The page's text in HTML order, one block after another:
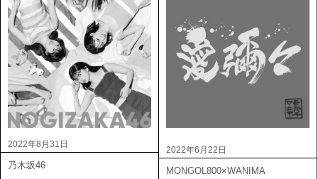
2022年8月31日
乃木坂46
2022年6月22日
MONGOL800×WANIMA